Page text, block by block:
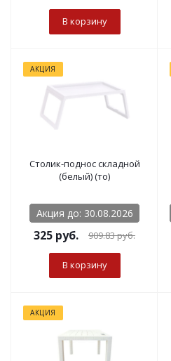
В корзину
АКЦИЯ
Столик-поднос складной
(белый) (то)
Акция до: 30.08.2026
325 руб. 909.83руб.
В корзину
АКЦИЯ